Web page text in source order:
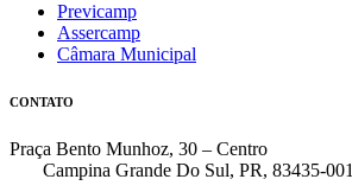
Previcamp
Assercamp
Câmara Municipal
CONTATO
Praça Bento Munhoz, 30 – Centro
Campina Grande Do Sul, PR, 83435-001